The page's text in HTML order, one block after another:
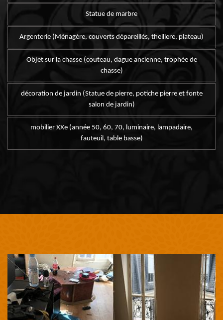
Statue de marbre
Argenterie (Ménagère, couverts dépareillés, theillere, plateau)
Objet sur la chasse (couteau, dague ancienne, trophée de
chasse)
décoration de jardin (Statue de pierre, potiche pierre et fonte
salon de jardin)
mobilier XXe (année 50, 60, 70, luminaire, lampadaire,
fauteuil, table basse)